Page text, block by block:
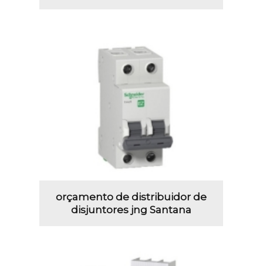
orçamento de distribuidor de
disjuntores jng Santana